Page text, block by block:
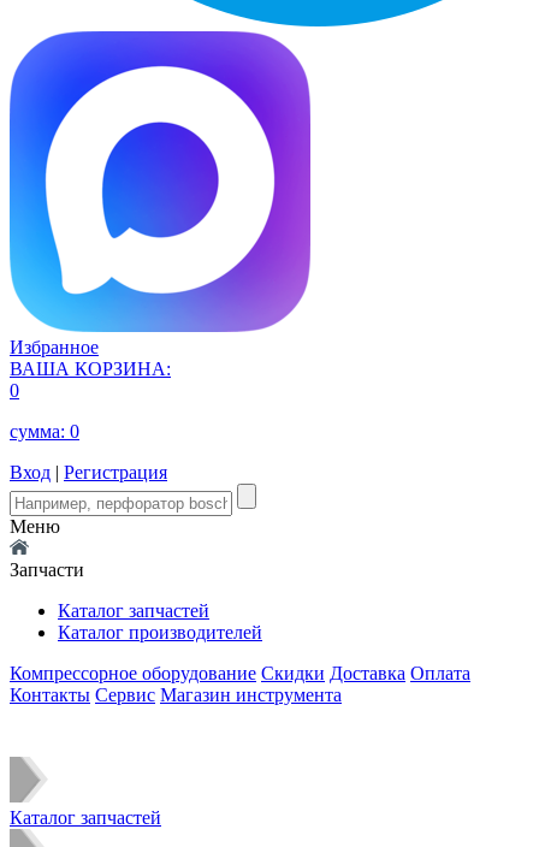
Избранное
ВАША КОРЗИНА:
0
сумма: 0
Вход | Регистрация
Меню
Запчасти
Каталог запчастей
Каталог производителей
Компрессорное оборудование Скидки Доставка Оплата
Контакты Сервис Магазин инструмента
Каталог запчастей